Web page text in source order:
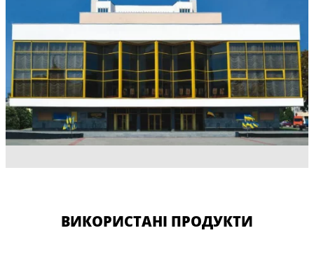
ВИКОРИСТАНІ ПРОДУКТИ